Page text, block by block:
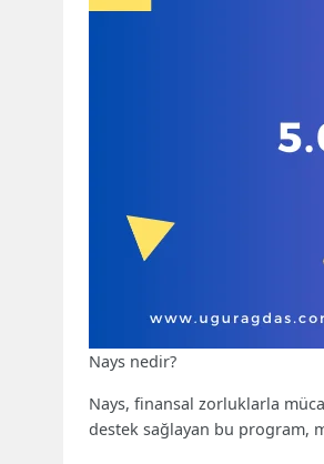
Nays nedir?
Nays, finansal zorluklarla
destek sağlayan bu program,